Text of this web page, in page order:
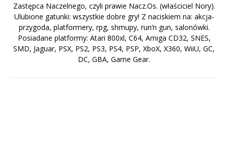
Zastępca Naczelnego, czyli prawie Nacz.Os. (właściciel Nory).
Ulubione gatunki: wszystkie dobre gry! Z naciskiem na: akcja-
przygoda, platformery, rpg, shmupy, run’n gun, salonówki.
Posiadane platformy: Atari 800xl, C64, Amiga CD32, SNES,
SMD, Jaguar, PSX, PS2, PS3, PS4, PSP, XboX, X360, WiiU, GC,
DC, GBA, Game Gear.